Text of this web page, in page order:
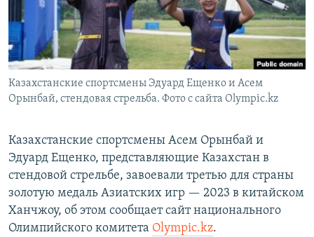
Казахстанские спортсмены Эдуард Ещенко и Асем
Орынбай, стендовая стрельба. Фото с сайта Оlympic.kz
Казахстанские спортсмены Асем Орынбай и
Эдуард Ещенко, представляющие Казахстан в
стендовой стрельбе, завоевали третью для страны
золотую медаль Азиатских игр — 2023 в китайском
Ханчжоу, об этом сообщает сайт национального
Олимпийского комитета Olympic.kz.